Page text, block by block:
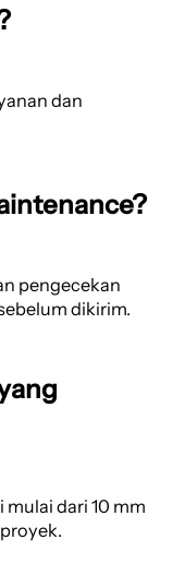
dan
pengecekan
dikirim.
dari 10 mm